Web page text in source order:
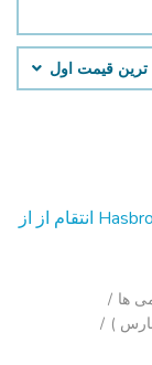
‌ترین قیمت اول
جنگ ستارگان قسمت های Hasbro 3 انتقام از از
‌ها